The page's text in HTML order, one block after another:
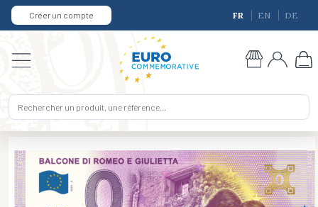
Créer un compte FR EN DE